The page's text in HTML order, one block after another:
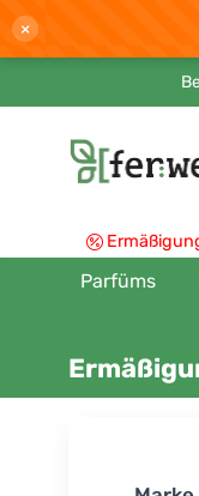
×
Parfüms